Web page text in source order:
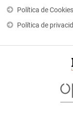
Política de Cookies
Política de